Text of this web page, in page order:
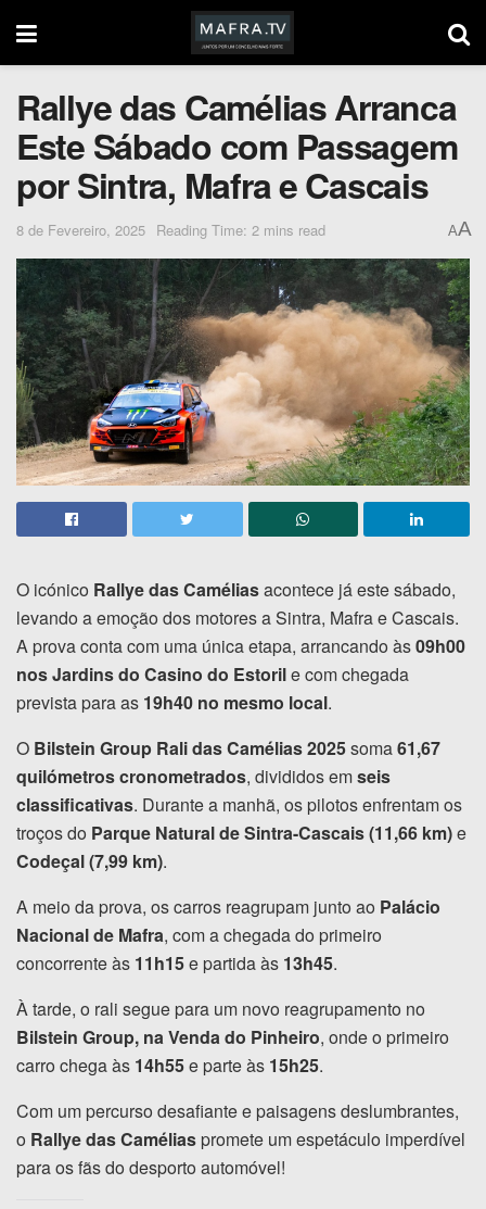
Rallye das Camélias Arranca
Este Sábado com Passagem
por Sintra, Mafra e Cascais
8 de Fevereiro, 2025 Reading Time: 2 mins read AA
O icónico Rallye das Caméliasacontece já este sábado,
levando a emoção dos motores a Sintra, Mafra e Cascais.
A prova conta com uma única etapa, arrancando às09h00
nos Jardins do Casino do Estorile com chegada
prevista para as 19h40 no mesmo local.
O Bilstein Group Rali das Camélias 2025soma61,67
quilómetros cronometrados, divididos emseis
classificativas. Durante a manhã, os pilotos enfrentam os
troços do Parque Natural de Sintra-Cascais (11,66 km)e
Codeçal (7,99 km).
A meio da prova, os carros reagrupam junto ao Palácio
Nacional de Mafra, com a chegada do primeiro
concorrente às 11h15e partida às 13h45.
À tarde, o rali segue para um novo reagrupamento no
Bilstein Group, na Venda do Pinheiro, onde o primeiro
carro chega às 14h55e parte às 15h25.
Com um percurso desafiante e paisagens deslumbrantes,
o Rallye das Camélias promete um espetáculo imperdível
para os fãs do desporto automóvel!